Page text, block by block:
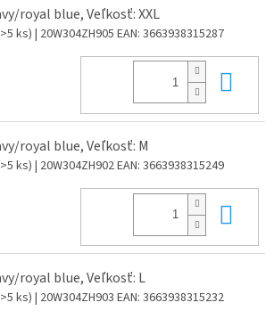
royal blue, Veľkosť: XXL
ks) | 20W304ZH905 EAN: 3663938315287
royal blue, Veľkosť: M
ks) | 20W304ZH902EAN: 3663938315249
royal blue, Veľkosť: L
ks) | 20W304ZH903 EAN: 3663938315232